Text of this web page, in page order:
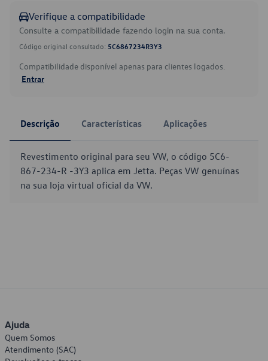
Verifique a compatibilidade
Consulte a compatibilidade fazendo login na sua conta.
Código original consultado: 5C6867234R3Y3
Compatibilidade disponível apenas para clientes logados.
Entrar
Descrição Características Aplicações
Revestimento original para seu VW, o código 5C6-
867-234-R -3Y3 aplica em Jetta. Peças VW genuínas
na sua loja virtual oficial da VW.
Ajuda
Quem Somos
Atendimento (SAC)